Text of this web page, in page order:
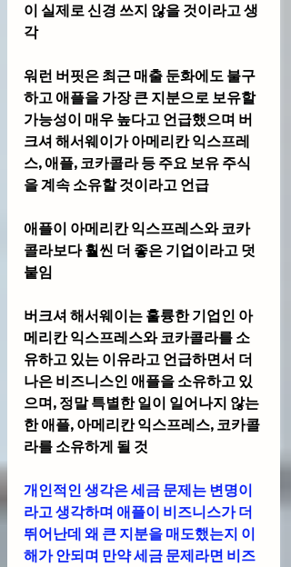
이 실제로 신경 쓰지 않을 것이라고 생
각
워런 버핏은 최근 매출 둔화에도 불구
하고 애플을 가장 큰 지분으로 보유할
가능성이 매우 높다고 언급했으며 버
크셔 해서웨이가 아메리칸 익스프레
스, 애플, 코카콜라 등 주요 보유 주식
을 계속 소유할 것이라고 언급
애플이 아메리칸 익스프레스와 코카
콜라보다 훨씬 더 좋은 기업이라고 덧
붙임
버크셔 해서웨이는 훌륭한 기업인 아
메리칸 익스프레스와 코카콜라를 소
유하고 있는 이유라고 언급하면서 더
나은 비즈니스인 애플을 소유하고 있
으며, 정말 특별한 일이 일어나지 않는
한 애플, 아메리칸 익스프레스, 코카콜
라를 소유하게 될 것
개인적인 생각은 세금 문제는 변명이
라고 생각하며 애플이 비즈니스가 더
뛰어난데 왜 큰 지분을 매도했는지 이
해가 안되며 만약 세금 문제라면 비즈